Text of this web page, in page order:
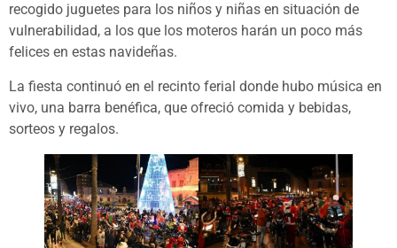
recogido juguetes para los niños y niñas en situación de
vulnerabilidad, a los que los moteros harán un poco más
felices en estas navideñas.
La fiesta continuó en el recinto ferial donde hubo música en
vivo, una barra benéfica, que ofreció comida y bebidas,
sorteos y regalos.